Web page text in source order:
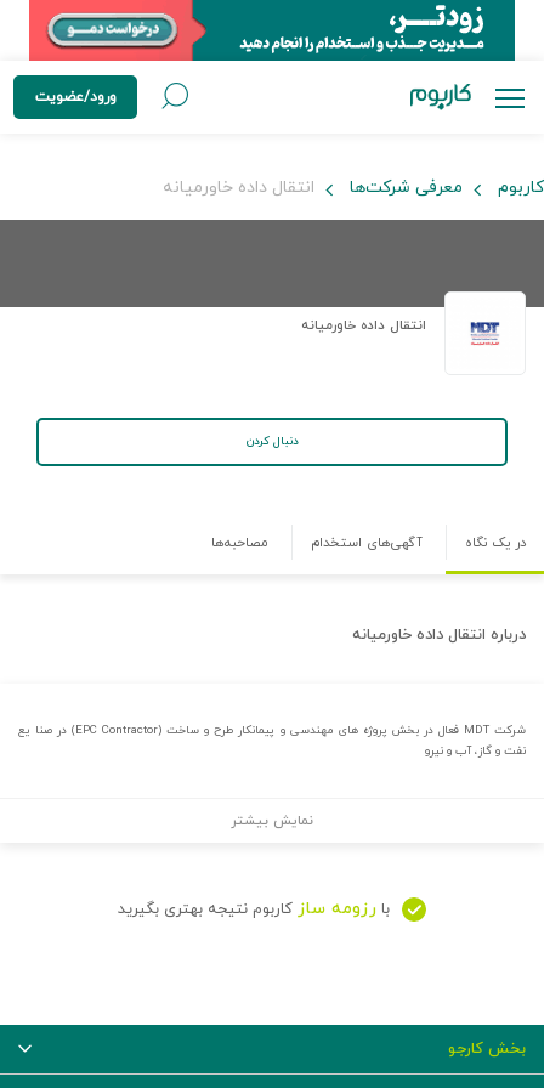
ورود/عضویت
کاربوم معرفی شرکت‌ها انتقال داده خاورمیانه
انتقال داده خاورمیانه
دنبال کردن
در یک نگاه آگهی‌های استخدام مصاحبه‌ها
درباره انتقال داده خاورمیانه
شرکت MDT فعال در بخش پروژه های مهندسی و پیمانکار طرح و ساخت (EPC Contractor) در صنا یع
نفت و گاز، آب و نیرو
نمایش بیشتر
با رزومه ساز کاربوم نتیجه بهتری بگیرید
بخش کارجو